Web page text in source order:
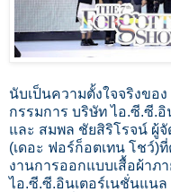
นับเป็นความตั้งใจจริงขอ
กรรมการ บริษัท ไอ.ซี.ซี.
และ สมพล ชัยสิริโรจน์ ผู้จั
(เดอะ ฟอร์ก็อตเทน โชว์)
งานการออกแบบเสื้อผ้าภ
ไอ.ซี.ซี.อินเตอร์เนชั่นแน